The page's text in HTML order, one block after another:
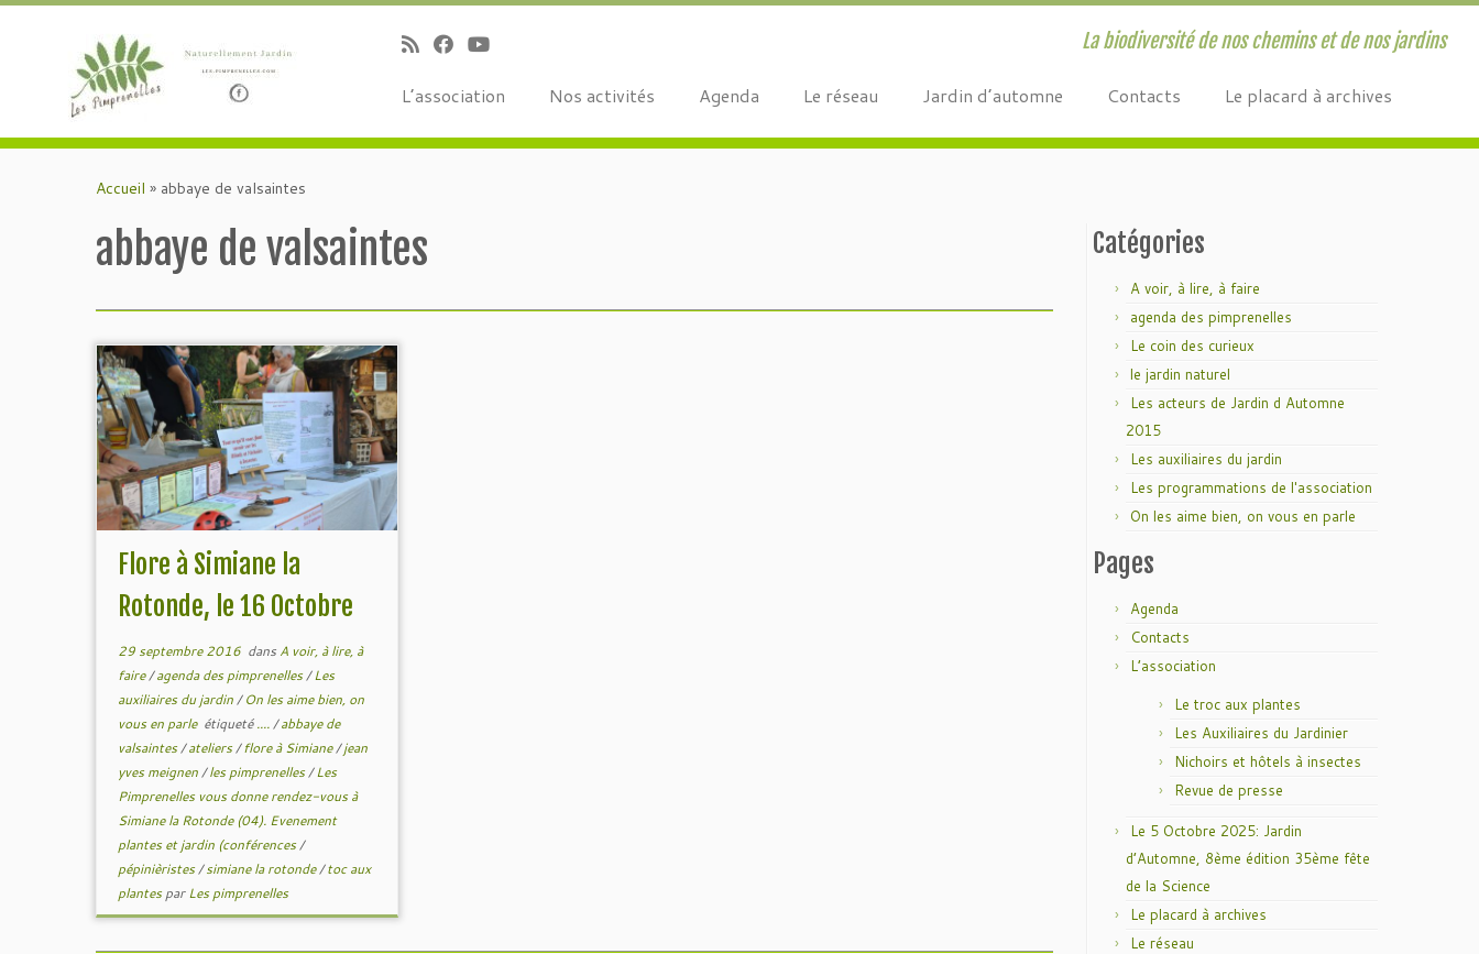
La biodiversité de nos chemins et de nos jardins
L’association Nos activités Agenda Le réseau Jardin d’automne Contacts Le placard à archives
Accueil » abbaye de valsaintes
abbaye de valsaintes
Flore à Simiane la
Rotonde, le 16 Octobre
29 septembre 2016 dans A voir, à lire, à
faire/agenda des pimprenelles/Les
auxiliaires du jardin/On les aime bien, on
vous en parle étiqueté..../abbaye de
valsaintes/ateliers/flore à Simiane/jean
yves meignen/les pimprenelles/Les
Pimprenelles vous donne rendez-vous à
Simiane la Rotonde (04). Evenement
plantes et jardin (conférences/
pépinièristes/simiane la rotonde/toc aux
plantesparLes pimprenelles
Catégories
A voir, à lire, à faire
agenda des pimprenelles
Le coin des curieux
le jardin naturel
Les acteurs de Jardin d Automne
2015
Les auxiliaires du jardin
Les programmations de l'association
On les aime bien, on vous en parle
Pages
Agenda
Contacts
L’association
Le troc aux plantes
Les Auxiliaires du Jardinier
Nichoirs et hôtels à insectes
Revue de presse
Le 5 Octobre 2025: Jardin
d’Automne, 8ème édition 35ème fête
de la Science
Le placard à archives
Le réseau